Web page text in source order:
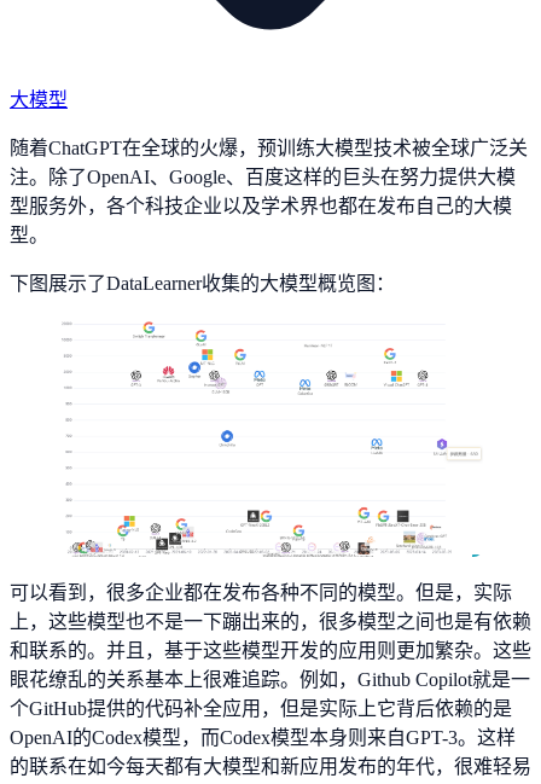
大模型
随着ChatGPT在全球的火爆，预训练大模型技术被全球广泛关
注。除了OpenAI、Google、百度这样的巨头在努力提供大模
型服务外，各个科技企业以及学术界也都在发布自己的大模
型。
下图展示了DataLearner收集的大模型概览图：
可以看到，很多企业都在发布各种不同的模型。但是，实际
上，这些模型也不是一下蹦出来的，很多模型之间也是有依赖
和联系的。并且，基于这些模型开发的应用则更加繁杂。这些
眼花缭乱的关系基本上很难追踪。例如，Github Copilot就是一
个GitHub提供的代码补全应用，但是实际上它背后依赖的是
OpenAI的Codex模型，而Codex模型本身则来自GPT-3。这样
的联系在如今每天都有大模型和新应用发布的年代，很难轻易